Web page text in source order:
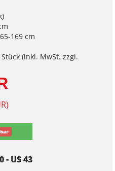
169 cm
(inkl. MwSt. zzgl.
- US 43